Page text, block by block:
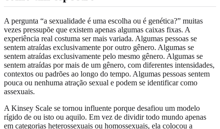
A pergunta “a sexualidade é uma escolha ou é genética?” muitas
vezes pressupõe que existem apenas algumas caixas fixas. A
experiência real costuma ser mais variada. Algumas pessoas se
sentem atraídas exclusivamente por outro gênero. Algumas se
sentem atraídas exclusivamente pelo mesmo gênero. Algumas se
sentem atraídas por mais de um gênero, com diferentes intensidades,
contextos ou padrões ao longo do tempo. Algumas pessoas sentem
pouca ou nenhuma atração sexual e podem se identificar como
assexuais.
A Kinsey Scale se tornou influente porque desafiou um modelo
rígido de ou isto ou aquilo. Em vez de dividir todo mundo apenas
em categorias heterossexuais ou homossexuais, ela colocou a